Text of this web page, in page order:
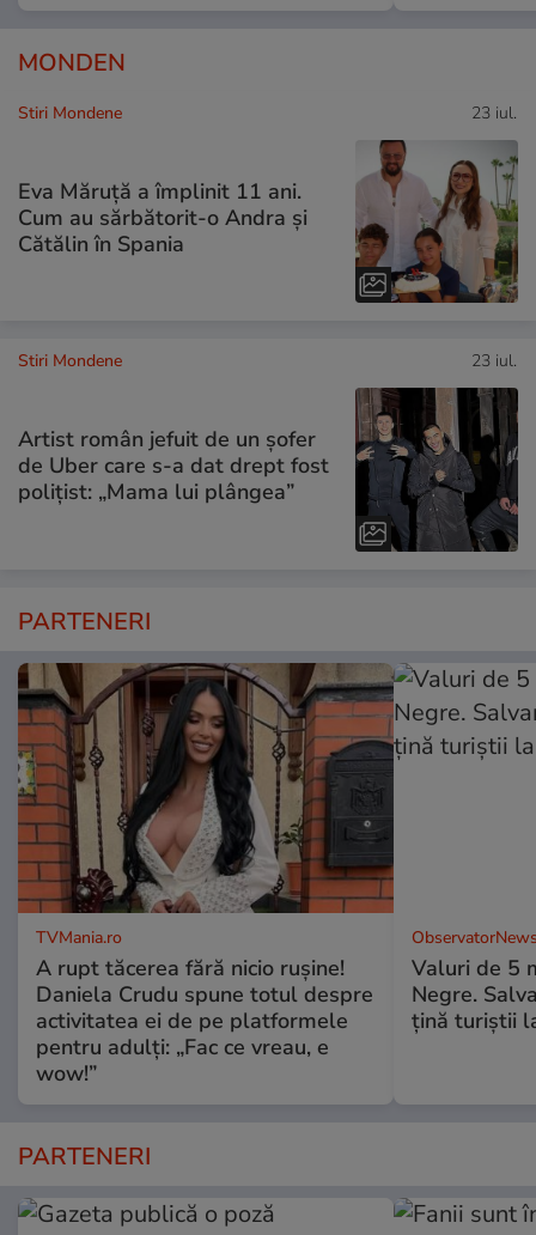
MONDEN
Stiri Mondene 23 iul.
Eva Măruță a împlinit 11 ani.
Cum au sărbătorit-o Andra și
Cătălin în Spania
Stiri Mondene 23 iul.
Artist român jefuit de un șofer
de Uber care s-a dat drept fost
polițist: „Mama lui plângea”
PARTENERI
TVMania.ro
A rupt tăcerea fără nicio rușine!
Daniela Crudu spune totul despre
activitatea ei de pe platformele
pentru adulți: „Fac ce vreau, e
wow!”
Valuri de 5
Negre.
ţină turiştii
PARTENERI